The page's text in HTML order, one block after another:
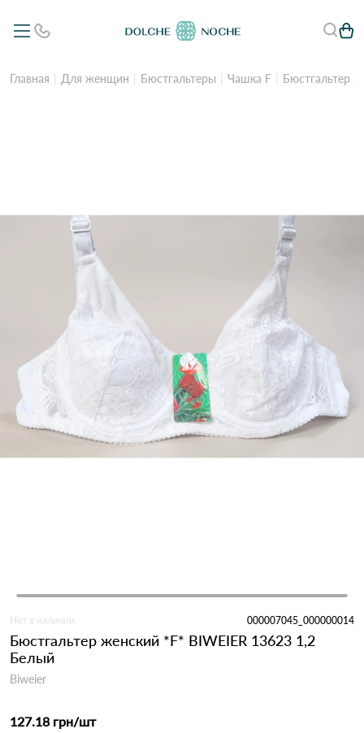
Главная Для женщин Бюстгальтеры Чашка F Бюстгальтер
Нет в наличии 000007045_000000014
Бюстгальтер женский *F* BIWEIER 13623 1,2
Белый
Biweier
127.18 грн/шт